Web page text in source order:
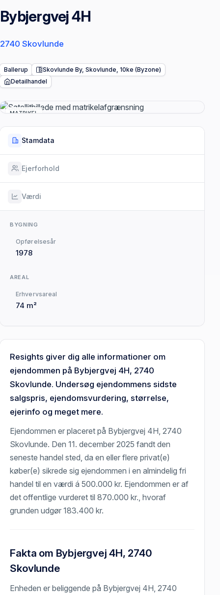
Bybjergvej 4H
2740 Skovlunde
Ballerup
Skovlunde By, Skovlunde, 10ke (Byzone)
Detailhandel
MATRIKEL
Stamdata
Ejerforhold
Værdi
BYGNING
Opførelsesår
1978
AREAL
Erhvervsareal
74 m²
Resights giver dig alle informationer om
ejendommen på Bybjergvej 4H, 2740
Skovlunde. Undersøg ejendommens sidste
salgspris, ejendomsvurdering, størrelse,
ejerinfo og meget mere.
Ejendommen er placeret på Bybjergvej 4H, 2740
Skovlunde. Den 11. december 2025 fandt den
seneste handel sted, da en eller flere privat(e)
køber(e) sikrede sig ejendommen i en almindelig fri
handel til en værdi á 500.000 kr. Ejendommen er af
det offentlige vurderet til 870.000 kr., hvoraf
grunden udgør 183.400 kr.
Fakta om Bybjergvej 4H, 2740
Skovlunde
Enheden er beliggende på Bybjergvej 4H, 2740